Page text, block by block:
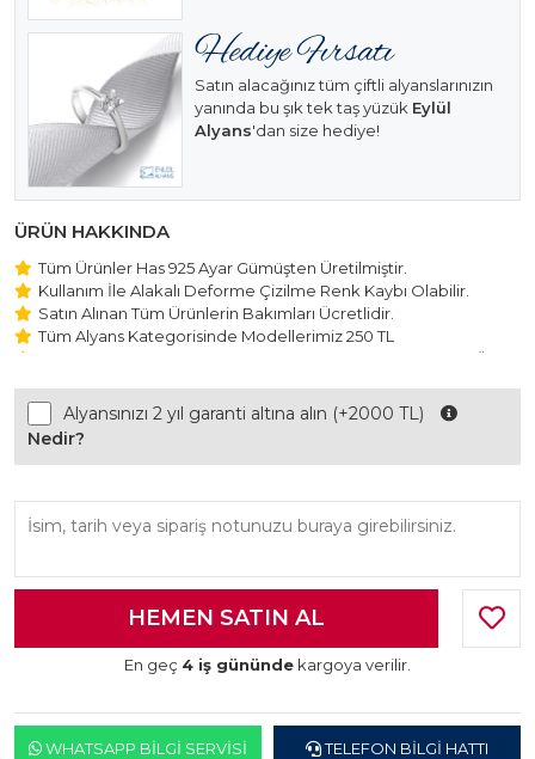
Satın alacağınız tüm çiftli alyanslarınızın
yanında bu şık tek taş yüzük Eylül
Alyans'dan size hediye!
ÜRÜN HAKKINDA
Tüm Ürünler Has 925 Ayar Gümüşten Üretilmiştir.
Kullanım İle Alakalı Deforme Çizilme Renk Kaybı Olabilir.
Satın Alınan Tüm Ürünlerin Bakımları Ücretlidir.
Tüm Alyans Kategorisinde Modellerimiz 250 TL
Beştaş Tektaş Kolye ve Bileklik Modellerimiz 150 TL Sabit Ücret
Alyansınızı 2 yıl garanti altına alın (+2000 TL)
Nedir?
En geç 4 iş gününde kargoya verilir.
WHATSAPP BILGI SERVISI TELEFON BILGI HATTI